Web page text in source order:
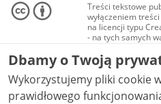
Treści tekstowe
wyłączeniem
na licencji typu
- na tych samych
Materiały
audio i wideo, są
Creative
niekomercyjne -
NC-ND 4.0), o ile
Dbamy o Twoją
Wykorzystujemy pliki cookie
prawidłowego